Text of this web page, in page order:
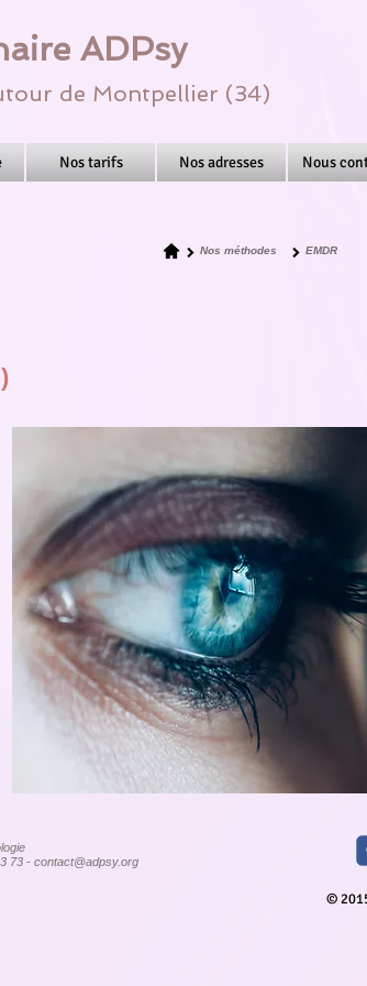
Nos tarifs Nos adresses Nous
ADPsy
de Montpellier (34)
Nos méthodes EMDR
73 - contact@adpsy.org
©